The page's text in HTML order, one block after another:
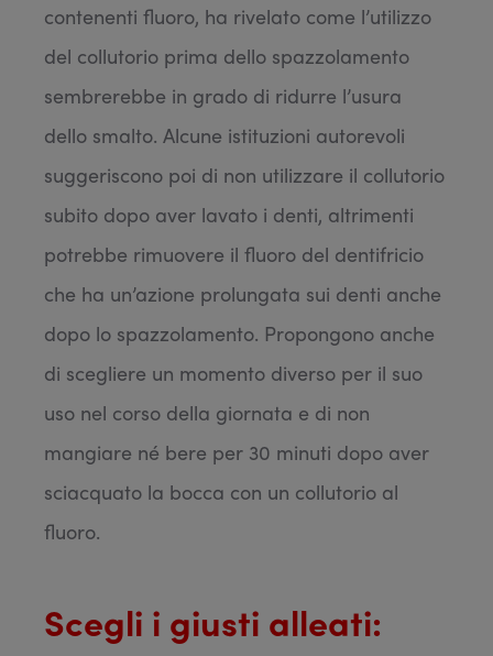
contenenti fluoro, ha rivelato come l’utilizzo
del collutorio prima dello spazzolamento
sembrerebbe in grado di ridurre l’usura
dello smalto. Alcune istituzioni autorevoli
suggeriscono poi di non utilizzare il collutorio
subito dopo aver lavato i denti, altrimenti
potrebbe rimuovere il fluoro del dentifricio
che ha un’azione prolungata sui denti anche
dopo lo spazzolamento. Propongono anche
di scegliere un momento diverso per il suo
uso nel corso della giornata e di non
mangiare né bere per 30 minuti dopo aver
sciacquato la bocca con un collutorio al
fluoro.
Scegli i giusti alleati: